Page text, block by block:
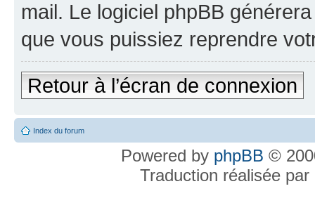
mail. Le logiciel phpBB
que vous puissiez reprendre
Retour à l’écran de connexion
Index du forum
Powered by phpBB ©
Traduction réalisée par